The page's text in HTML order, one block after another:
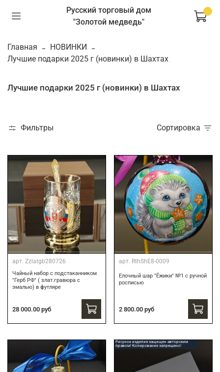
Русский торговый дом
"Золотой медведь"
Главная
НОВИНКИ
Лучшие подарки 2025 г (новинки) в Шахтах
Лучшие подарки 2025 г (новинки) в Шахтах
Фильтры Сортировка
арт. Zzlatgb280726
Чайный набор с подстаканником
"Герб РФ" ( злат.гравюра с
эмалью) в футляре
28 000.00 руб
арт. RthShE8-0009
Елочный шар "Ёжики" №1 с ручной
росписью
2 800.00 руб
Рисунок изделия защищен авторским
правом! Копирование запрещено!